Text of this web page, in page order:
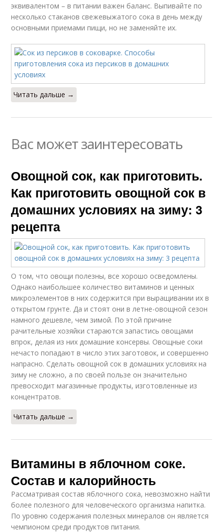
эквивалентом – в питании важен баланс. Выпивайте по
несколько стаканов свежевыжатого сока в день между
основными приемами пищи, но не заменяйте их.
Читать дальше →
Вас может заинтересовать
Овощной сок, как приготовить.
Как приготовить овощной сок в
домашних условиях на зиму: 3
рецепта
О том, что овощи полезны, все хорошо осведомлены.
Однако наибольшее количество витаминов и ценных
микроэлементов в них содержится при выращивании их в
открытом грунте. Да и стоят они в летне-овощной сезон
намного дешевле, чем зимой. По этой причине
рачительные хозяйки стараются запастись овощами
впрок, делая из них домашние консервы. Овощные соки
нечасто попадают в число этих заготовок, и совершенно
напрасно. Сделать овощной сок в домашних условиях на
зиму не сложно, а по своей пользе он значительно
превосходит магазинные продукты, изготовленные из
концентратов.
Читать дальше →
Витамины в яблочном соке.
Состав и калорийность
Рассматривая состав яблочного сока, невозможно найти
более полезного для человеческого организма напитка.
По уровню содержания полезных минералов он является
чемпионом среди продуктов питания.